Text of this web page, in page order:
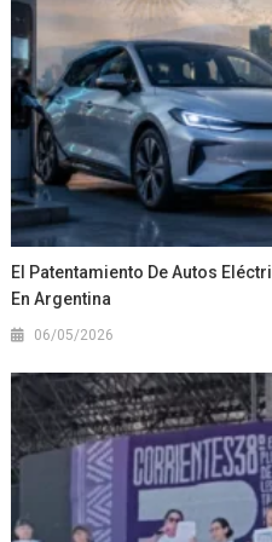
El Patentamiento De Autos
En Argentina
06/05/2026